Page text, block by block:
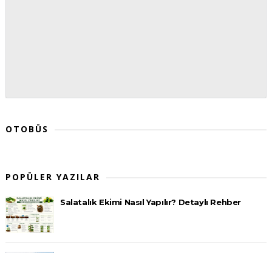
OTOBÜS
POPÜLER YAZILAR
Salatalık Ekimi Nasıl Yapılır? Detaylı Rehber